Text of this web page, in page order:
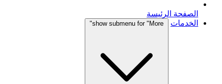
الصفحة الرئيسة
الخدمات
show submenu for "More"